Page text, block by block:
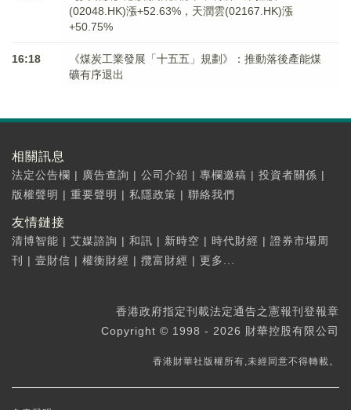
(02048.HK)漲+52.63%，天潤雲(02167.HK)漲
+50.75%
16:18
《煤炭工業發展「十五五」規劃》：推動落後產能煤
礦有序退出
相關訊息
法定公告欄 | 廣告查詢 | 公司介紹 | 專欄邀稿 | 投資者關係 |
版權聲明 | 重要聲明 | 私隱政策 | 聯絡我們
友情鏈接
清博智能 | 艾媒諮詢 | 和訊 | 新時空 | 時代財經 | 證券市場周
刊
| 壹財信 | 權衡財經 | 攬富財經 | 更多...
香港政府指定刊載法定通告之憲報刊登報章
Copyright © 1998 - 2026 財華控股有限公司
香港財華社版權所有,未經同意不得轉載。